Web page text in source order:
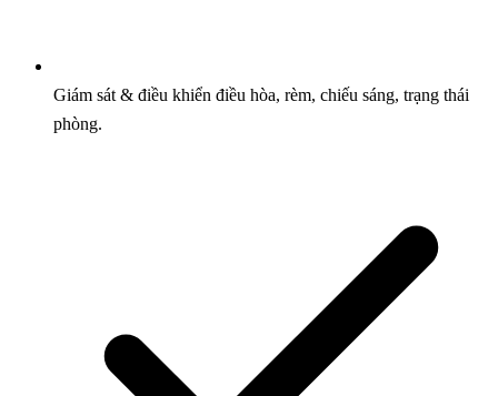
Giám sát & điều khiển điều hòa, rèm, chiếu sáng, trạng thái
phòng.